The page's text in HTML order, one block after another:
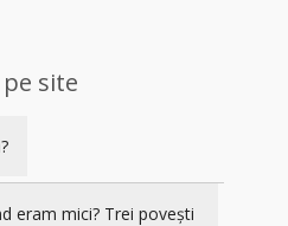
site
eram mici? Trei povești